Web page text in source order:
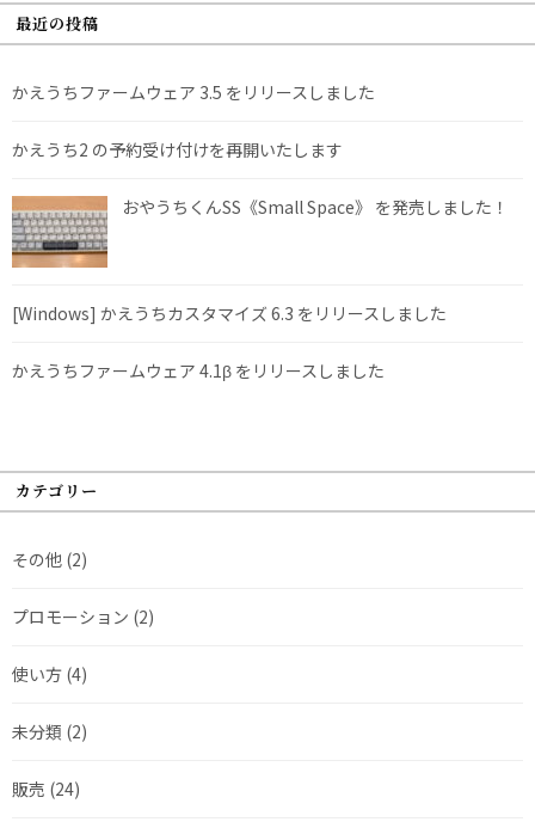
最近の投稿
かえうちファームウェア 3.5 をリリースしました
かえうち2 の予約受け付けを再開いたします
おやうちくんSS《Small Space》 を発売しました！
[Windows] かえうちカスタマイズ 6.3 をリリースしました
かえうちファームウェア 4.1β をリリースしました
カテゴリー
その他 (2)
プロモーション (2)
使い方 (4)
未分類 (2)
販売 (24)